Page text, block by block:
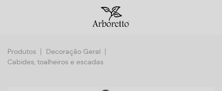
Produtos
Decoração Geral
Cabides, toalheiros e escadas